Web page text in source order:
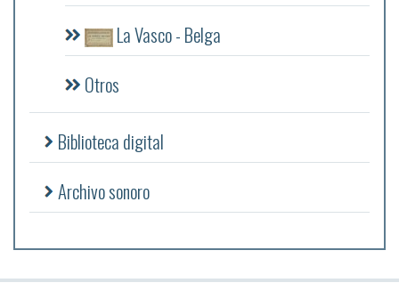
La Vasco - Belga
Otros
Biblioteca digital
Archivo sonoro